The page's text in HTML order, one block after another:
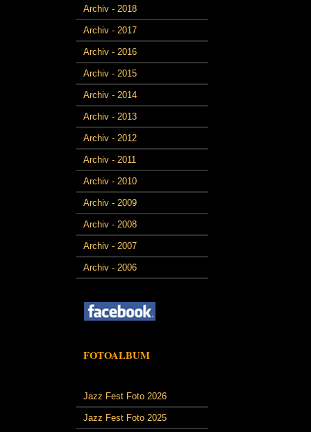
Archiv - 2018
Archiv - 2017
Archiv - 2016
Archiv - 2015
Archiv - 2014
Archiv - 2013
Archiv - 2012
Archiv - 2011
Archiv - 2010
Archiv - 2009
Archiv - 2008
Archiv - 2007
Archiv - 2006
FOTOALBUM
Jazz Fest Foto 2026
Jazz Fest Foto 2025